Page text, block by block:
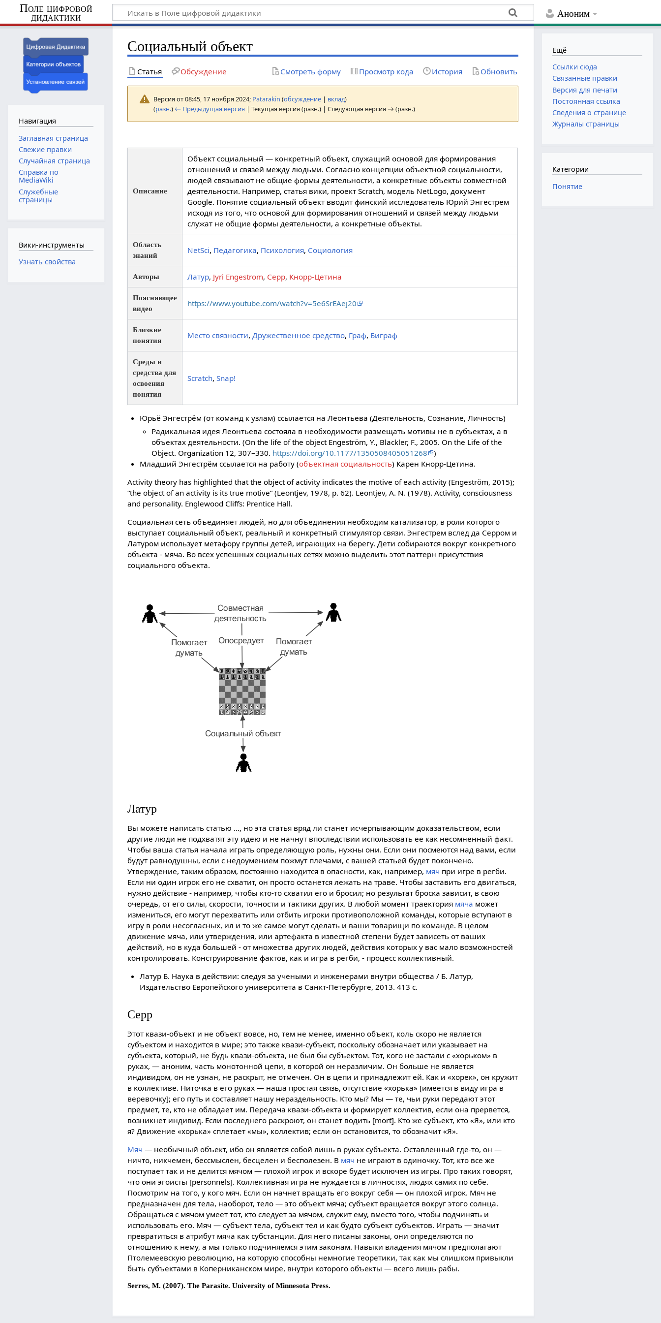
Аноним
Поле цифровой
дидактики
Социальный объект
Статья Обсуждение Смотреть форму Просмотр кода История Обновить
Версия от 08:45, 17 ноября 2024; Patarakin (обсуждение | вклад)
(разн.) ← Предыдущая версия | Текущая версия (разн.) | Следующая версия → (разн.)
Описание
Объект социальный — конкретный объект, служащий основой для формирования
отношений и связей между людьми. Согласно концепции объектной социальности,
людей связывают не общие формы деятельности, а конкретные объекты совместной
деятельности. Например, статья вики, проект Scratch, модель NetLogo, документ
Google. Понятие социальный объект вводит финский исследователь Юрий Энгестрем
исходя из того, что основой для формирования отношений и связей между людьми
служат не общие формы деятельности, а конкретные объекты.
Область
знаний
NetSci, Педагогика, Психология, Социология
Авторы Латур, Jyri Engestrom, Серр, Кнорр-Цетина
Поясняющее
видео
https://www.youtube.com/watch?v=5e6SrEAej20
Близкие
понятия
Место связности,Дружественное средство, Граф, Биграф
Среды и
средства для
освоения
понятия
Scratch,Snap!
Юрьё Энгестрём (от команд к узлам) ссылается на Леонтьева (Деятельность, Сознание, Личность)
Радикальная идея Леонтьева состояла в необходимости размещать мотивы не в субъектах, а в
объектах деятельности. (On the life of the object Engeström, Y., Blackler, F., 2005. On the Life of the
Object. Organization 12, 307–330. https://doi.org/10.1177/1350508405051268
)
Младший Энгестрём ссылается на работу (объектная социальность) Карен Кнорр-Цетина.
Activity theory has highlighted that the object of activity indicates the motive of each activity (Engeström, 2015);
“the object of an activity is its true motive” (Leontjev, 1978, p. 62). Leontjev, A. N. (1978). Activity, consciousness
and personality. Englewood Cliffs: Prentice Hall.
Социальная сеть объединяет людей, но для объединения необходим катализатор, в роли которого
выступает социальный объект, реальный и конкретный стимулятор связи. Энгестрем вслед да Серром и
Латуром использует метафору группы детей, играющих на берегу. Дети собираются вокруг конкретного
объекта - мяча. Во всех успешных социальных сетях можно выделить этот паттерн присутствия
социального объекта.
Латур
Вы можете написать статью ..., но эта статья вряд ли станет исчерпывающим доказательством, если
другие люди не подхватят эту идею и не начнут впоследствии использовать ее как несомненный факт.
Чтобы ваша статья начала играть определяющую роль, нужны они. Если они посмеются над вами, если
будут равнодушны, если с недоумением пожмут плечами, с вашей статьей будет покончено.
Утверждение, таким образом, постоянно находится в опасности, как, например, мяч при игре в регби.
Если ни один игрок его не схватит, он просто останется лежать на траве. Чтобы заставить его двигаться,
нужно действие - например, чтобы кто-то схватил его и бросил; но результат броска зависит, в свою
очередь, от его силы, скорости, точности и тактики других. В любой момент траектория мяча может
измениться, его могут перехватить или отбить игроки противоположной команды, которые вступают в
игру в роли несогласных, ил и то же самое могут сделать и ваши товарищи по команде. В целом
движение мяча, или утверждения, или артефакта в известной степени будет зависеть от ваших
действий, но в куда большей - от множества других людей, действия которых у вас мало возможностей
контролировать. Конструирование фактов, как и игра в регби, - процесс коллективный.
Латур Б. Наука в действии: следуя за учеными и инженерами внутри общества / Б. Латур,
Издательство Европейского университета в Санкт-Петербурге, 2013. 413 c.
Серр
Этот квази-объект и не объект вовсе, но, тем не менее, именно объект, коль скоро не является
субъектом и находится в мире; это также квази-субъект, поскольку обозначает или указывает на
субъекта, который, не будь квази-объекта, не был бы субъектом. Тот, кого не застали с «хорьком» в
руках, — аноним, часть монотонной цепи, в которой он неразличим. Он больше не является
индивидом, он не узнан, не раскрыт, не отмечен. Он в цепи и принадлежит ей. Как и «хорек», он кружит
в коллективе. Ниточка в его руках — наша простая связь, отсутствие «хорька» [имеется в виду игра в
веревочку]; его путь и составляет нашу нераздельность. Кто мы? Мы — те, чьи руки передают этот
предмет, те, кто не обладает им. Передача квази-объекта и формирует коллектив, если она прервется,
возникнет индивид. Если последнего раскроют, он станет водить [mort]. Кто же субъект, кто «Я», или кто
я? Движение «хорька» cплетает «мы», коллектив; если он остановится, то обозначит «Я».
Мяч — необычный объект, ибо он является собой лишь в руках субъекта. Оставленный где-то, он —
ничто, никчемен, бессмыслен, бесцелен и бесполезен. В мяч не играют в одиночку. Тот, кто все же
поступает так и не делится мячом — плохой игрок и вскоре будет исключен из игры. Про таких говорят,
что они эгоисты [personnels]. Коллективная игра не нуждается в личностях, людях самих по себе.
Посмотрим на того, у кого мяч. Если он начнет вращать его вокруг себя — он плохой игрок. Мяч не
предназначен для тела, наоборот, тело — это объект мяча; субъект вращается вокруг этого солнца.
Обращаться с мячом умеет тот, кто следует за мячом, служит ему, вместо того, чтобы подчинять и
использовать его. Мяч — субъект тела, субъект тел и как будто субъект субъектов. Играть — значит
превратиться в атрибут мяча как субстанции. Для него писаны законы, они определяются по
отношению к нему, а мы только подчиняемся этим законам. Навыки владения мячом предполагают
Птолемеевскую революцию, на которую способны немногие теоретики, так как мы слишком привыкли
быть субъектами в Коперниканском мире, внутри которого объекты — всего лишь рабы.
Serres, M. (2007). The Parasite. University of Minnesota Press.
Навигация
Заглавная страница
Свежие правки
Случайная страница
Справка по
MediaWiki
Служебные
страницы
Вики-инструменты
Узнать свойства
Ещё
Ссылки сюда
Связанные правки
Версия для печати
Постоянная ссылка
Сведения о странице
Журналы страницы
Категории
Понятие